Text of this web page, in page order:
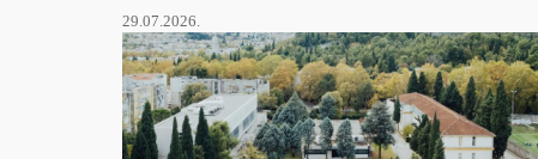
29.07.2026.